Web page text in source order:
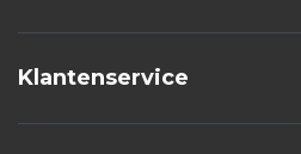
Klantenservice